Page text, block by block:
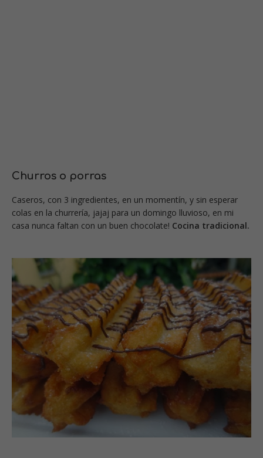
C hurros o porras
Caseros, con 3 ingredientes, en un momentín, y sin esperar
colas en la churrería, jajaj para un domingo lluvioso, en mi
casa nunca faltan con un buen chocolate! Cocina tradicional.